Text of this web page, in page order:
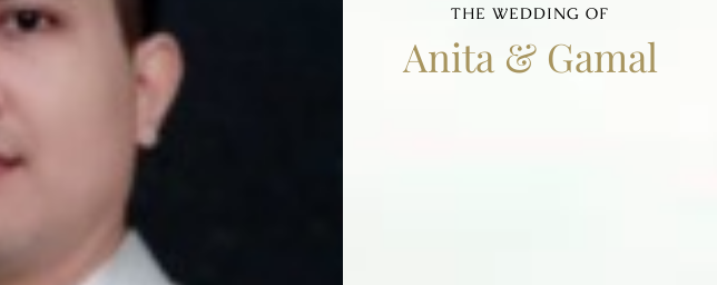
THE WEDDING OF
Anita & Gamal